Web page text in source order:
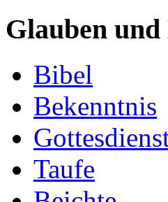
Glauben und
Bibel
Bekenntnis
Taufe